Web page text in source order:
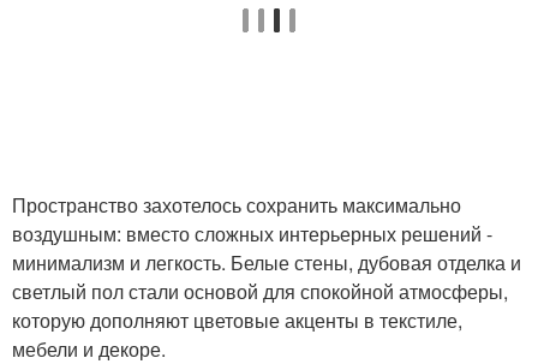
Пространство захотелось сохранить максимально
воздушным: вместо сложных интерьерных решений -
минимализм и легкость. Белые стены, дубовая отделка и
светлый пол стали основой для спокойной атмосферы,
которую дополняют цветовые акценты в текстиле,
мебели и декоре.